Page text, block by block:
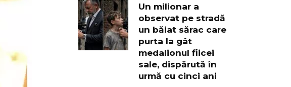
Un milionar a
observat pe stradă
un băiat sărac care
purta la gât
medalionul fiicei
sale, dispărută în
urmă cu cinci ani